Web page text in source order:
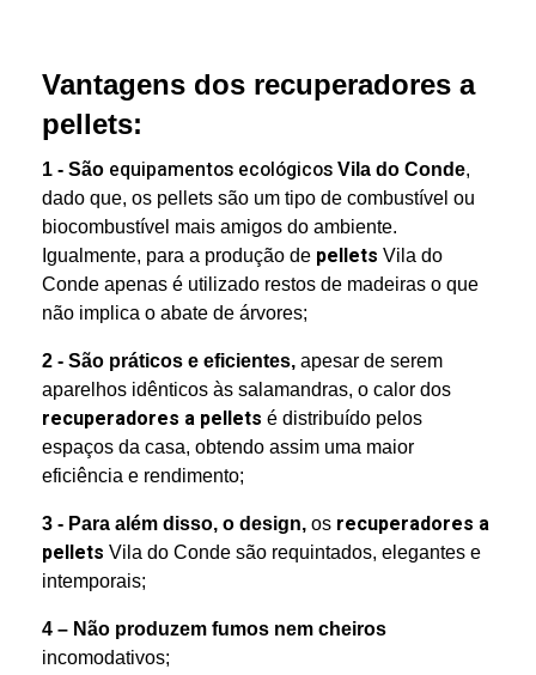
Vantagens dos recuperadores a
pellets:
1 - São equipamentos ecológicos Vila do Conde,
dado que, os pellets são um tipo de combustível ou
biocombustível mais amigos do ambiente.
Igualmente, para a produção de pellets Vila do
Conde apenas é utilizado restos de madeiras o que
não implica o abate de árvores;
2 - São práticos e eficientes, apesar de serem
aparelhos idênticos às salamandras, o calor dos
recuperadores a pellets é distribuído pelos
espaços da casa, obtendo assim uma maior
eficiência e rendimento;
3 - Para além disso, o design, os recuperadores a
pellets Vila do Conde são requintados, elegantes e
intemporais;
4 – Não produzem fumos nem cheiros
incomodativos;